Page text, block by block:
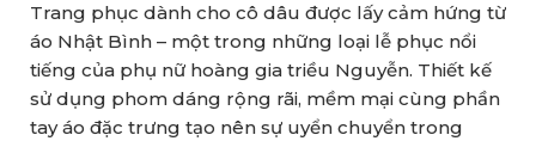
Trang phục dành cho cô dâu được lấy cảm hứng từ
áo Nhật Bình – một trong những loại lễ phục nổi
tiếng của phụ nữ hoàng gia triều Nguyễn. Thiết kế
sử dụng phom dáng rộng rãi, mềm mại cùng phần
tay áo đặc trưng tạo nên sự uyển chuyển trong